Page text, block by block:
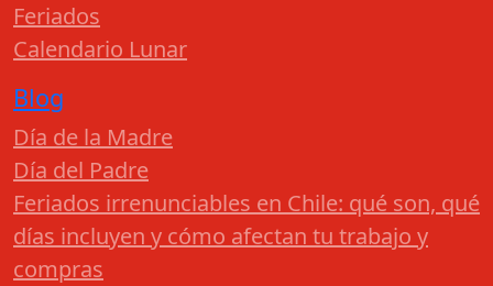
Feriados
Calendario Lunar
Blog
Día de la Madre
Día del Padre
Feriados irrenunciables en Chile: qué son, qué
días incluyen y cómo afectan tu trabajo y
compras